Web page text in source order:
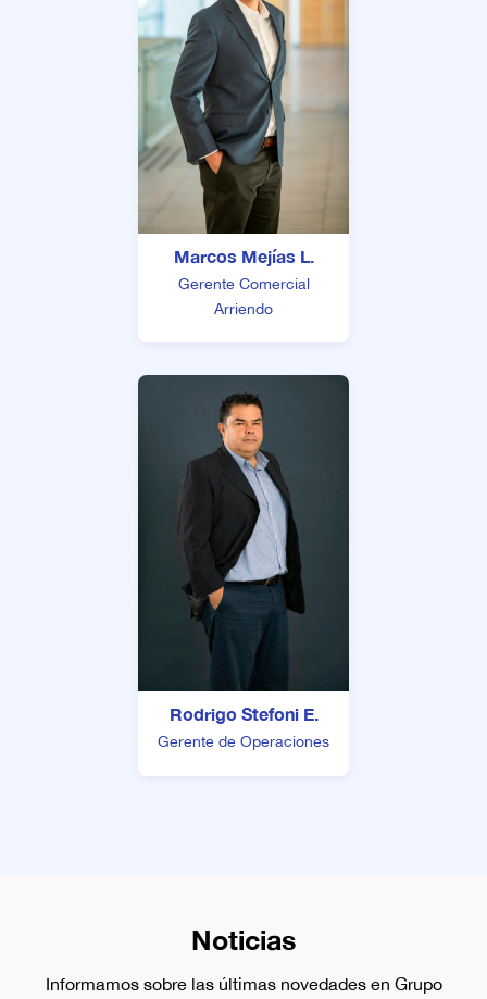
Marcos Mejías L.
Gerente Comercial
Arriendo
Rodrigo Stefoni E.
Gerente de Operaciones
Noticias
Informamos sobre las últimas novedades en Grupo